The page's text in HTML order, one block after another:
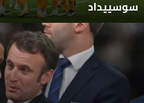
سوسييداد